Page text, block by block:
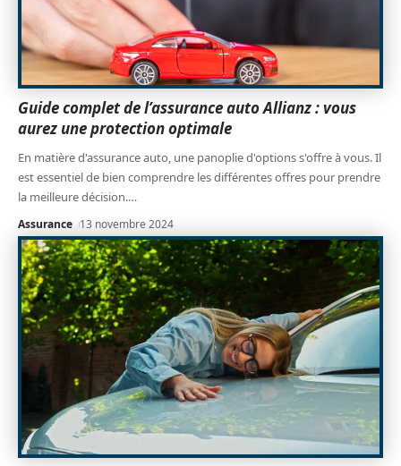
Guide complet de l’assurance auto Allianz : vous
aurez une protection optimale
En matière d'assurance auto, une panoplie d'options s'offre à vous. Il
est essentiel de bien comprendre les différentes offres pour prendre
la meilleure décision.…
Assurance 13 novembre 2024